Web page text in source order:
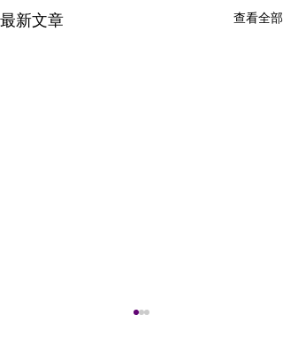
最新文章 查看全部